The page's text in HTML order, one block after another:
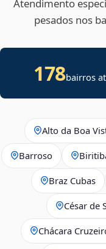
Atendimento
pesados nos
178bairros
Alto da Boa
Barroso
Braz Cubas
César de
Chácara